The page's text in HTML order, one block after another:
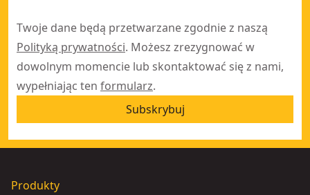
Twoje dane będą przetwarzane zgodnie z naszą
Polityką prywatności. Możesz zrezygnować w
dowolnym momencie lub skontaktować się z nami,
wypełniając ten formularz.
Subskrybuj
Produkty